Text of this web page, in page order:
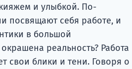
и улыбкой. По-
посвящают себя работе, и
в большой
реальность? Работа
свои блики и тени. Говоря о